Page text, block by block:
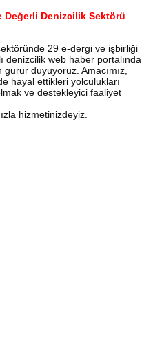
Değerli Denizcilik Sektörü
29 e-dergi ve işbirliği
denizcilik web haber portalında
duyuyoruz. Amacımız,
hayal ettikleri yolculukları
ve destekleyici faaliyet
hizmetinizdeyiz.